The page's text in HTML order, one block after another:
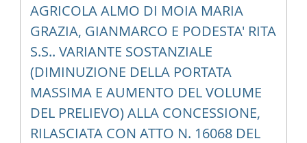
AGRICOLA ALMO DI MOIA MARIA
GRAZIA, GIANMARCO E PODESTA' RITA
S.S.. VARIANTE SOSTANZIALE
(DIMINUZIONE DELLA PORTATA
MASSIMA E AUMENTO DEL VOLUME
DEL PRELIEVO) ALLA CONCESSIONE,
RILASCIATA CON ATTO N. 16068 DEL